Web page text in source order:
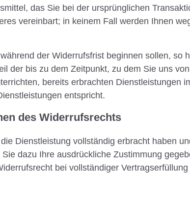
das Sie bei der ursprünglichen
vereinbart; in keinem Fall werden Ihnen
der Widerrufsfrist beginnen sollen, so
der bis zu dem Zeitpunkt, zu dem Sie uns
bereits erbrachten Dienstleistungen
entspricht.
des Widerrufsrechts
Dienstleistung vollständig erbracht haben
dazu Ihre ausdrückliche Zustimmung
bei vollständiger